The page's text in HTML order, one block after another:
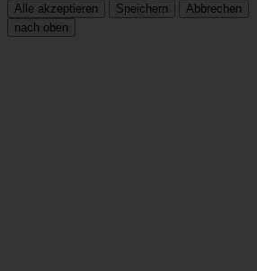
Alle akzeptieren Speichern
Abbrechen
nach oben